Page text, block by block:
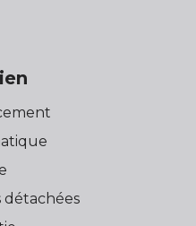
détachées